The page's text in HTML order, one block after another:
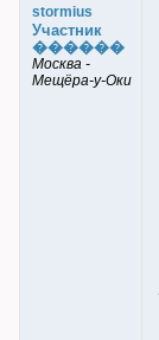
stormius
Участник
������
Москва -
Мещёра-у-Оки